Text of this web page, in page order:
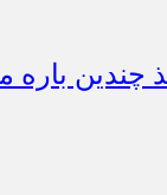
چندین باره